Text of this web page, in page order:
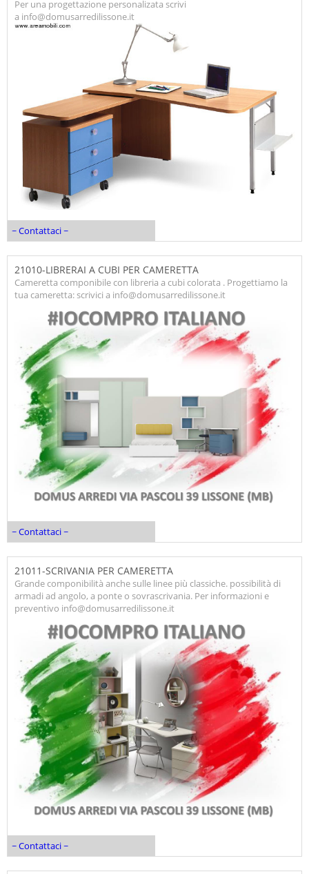
Per una progettazione personalizata scrivi
a info@domusarredilissone.it
~ Contattaci ~
21010-LIBRERAI A CUBI PER CAMERETTA
Cameretta componibile con libreria a cubi colorata . Progettiamo la
tua cameretta: scrivici a info@domusarredilissone.it
~ Contattaci ~
21011-SCRIVANIA PER CAMERETTA
Grande componibilità anche sulle linee più classiche. possibilità di
armadi ad angolo, a ponte o sovrascrivania. Per informazioni e
preventivo info@domusarredilissone.it
~ Contattaci ~